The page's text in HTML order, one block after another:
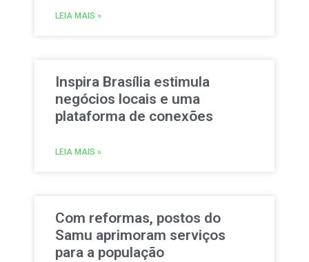
LEIA MAIS »
Inspira Brasília estimula
negócios locais e uma
plataforma de conexões
LEIA MAIS »
Com reformas, postos do
Samu aprimoram serviços
para a população